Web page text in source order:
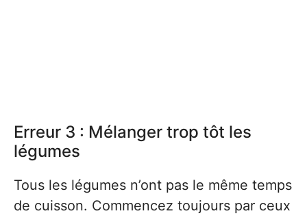
Erreur 3 : Mélanger trop tôt les
légumes
Tous les légumes n’ont pas le même temps
de cuisson. Commencez toujours par ceux